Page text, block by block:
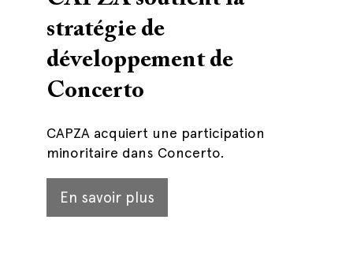
stratégie de
développement de
Concerto
CAPZA acquiert une participation
minoritaire dans Concerto.
En savoir plus